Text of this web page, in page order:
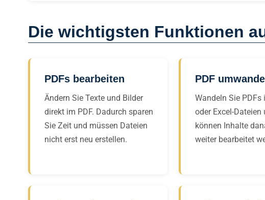
Die wichtigsten Funktionen
PDFs bearbeiten
Ändern Sie Texte und Bilder
direkt im PDF. Dadurch sparen
Sie Zeit und müssen Dateien
nicht erst neu erstellen.
PDF
Wandeln Sie PDFs
oder Excel-Dateien
können Inhalte
weiter bearbeitet